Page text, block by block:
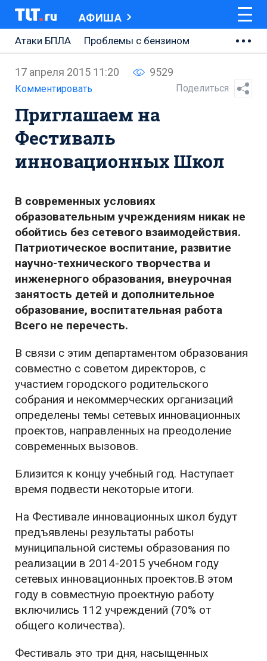
АФИША
Атаки БПЛА
Проблемы с бензином
Ремонт Центральной площади
Ремонт Обводного шоссе
Набережная Тольятти
Неделя Тольятти
17 апреля 2015 11:20 9529
Комментировать Поделиться
Приглашаем на
Фестиваль
инновационных Школ
В современных условиях
образовательным учреждениям никак не
обойтись без сетевого взаимодействия.
Патриотическое воспитание, развитие
научно-технического творчества и
инженерного образования, внеурочная
занятость детей и дополнительное
образование, воспитательная работа
Всего не перечесть.
В связи с этим департаментом образования
совместно с советом директоров, с
участием городского родительского
собрания и некоммерческих организаций
определены темы сетевых инновационных
проектов, направленных на преодоление
современных вызовов.
Близится к концу учебный год. Наступает
время подвести некоторые итоги.
На Фестивале инновационных школ будут
предъявлены результаты работы
муниципальной системы образования по
реализации в 2014-2015 учебном году
сетевых инновационных проектов.В этом
году в совместную проектную работу
включились 112 учреждений (70% от
общего количества).
Фестиваль это три дня, насыщенных